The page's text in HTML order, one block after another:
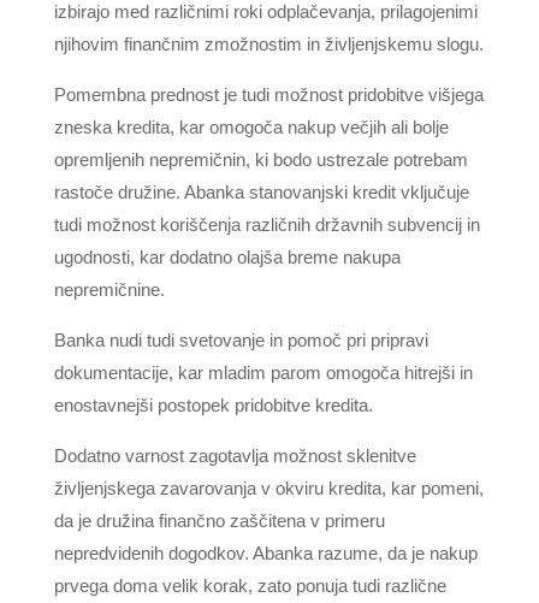
izbirajo med različnimi roki odplačevanja, prilagojenimi
njihovim finančnim zmožnostim in življenjskemu slogu.
Pomembna prednost je tudi možnost pridobitve višjega
zneska kredita, kar omogoča nakup večjih ali bolje
opremljenih nepremičnin, ki bodo ustrezale potrebam
rastoče družine. Abanka stanovanjski kredit vključuje
tudi možnost koriščenja različnih državnih subvencij in
ugodnosti, kar dodatno olajša breme nakupa
nepremičnine.
Banka nudi tudi svetovanje in pomoč pri pripravi
dokumentacije, kar mladim parom omogoča hitrejši in
enostavnejši postopek pridobitve kredita.
Dodatno varnost zagotavlja možnost sklenitve
življenjskega zavarovanja v okviru kredita, kar pomeni,
da je družina finančno zaščitena v primeru
nepredvidenih dogodkov. Abanka razume, da je nakup
prvega doma velik korak, zato ponuja tudi različne